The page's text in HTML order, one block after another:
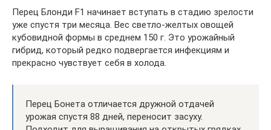
Перец Блонди F1 начинает вступать в стадию зрелости
уже спустя три месяца. Вес светло-желтых овощей
кубовидной формы в среднем 150 г. Это урожайный
гибрид, который редко подвергается инфекциям и
прекрасно чувствует себя в холода.
Перец Бонета отличается дружной отдачей
урожая спустя 88 дней, переносит засуху.